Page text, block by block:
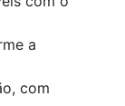
a
com